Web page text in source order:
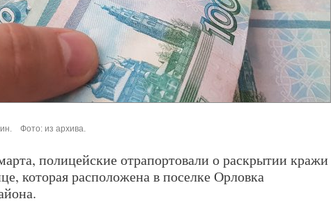
Фото: из архива.
полицейские отрапортовали о раскрытии кражи
которая расположена в поселке Орловка